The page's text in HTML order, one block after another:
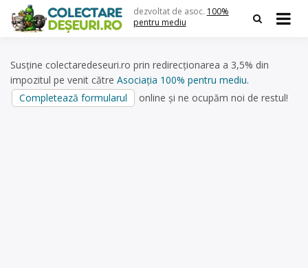
content
dezvoltat de asoc. 100%
pentru mediu
Susține colectaredeseuri.ro prin redirecționarea a 3,5% din
impozitul pe venit către Asociația 100% pentru mediu.
Completează formularul
online și ne ocupăm noi de restul!